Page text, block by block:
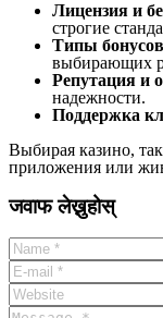
Лицензия и
строгие
Типы бонусов
выбирающих
Репутация и
надежности.
Поддержка
Выбирая казино,
приложения или
जवाफ लेख्नुहोस्